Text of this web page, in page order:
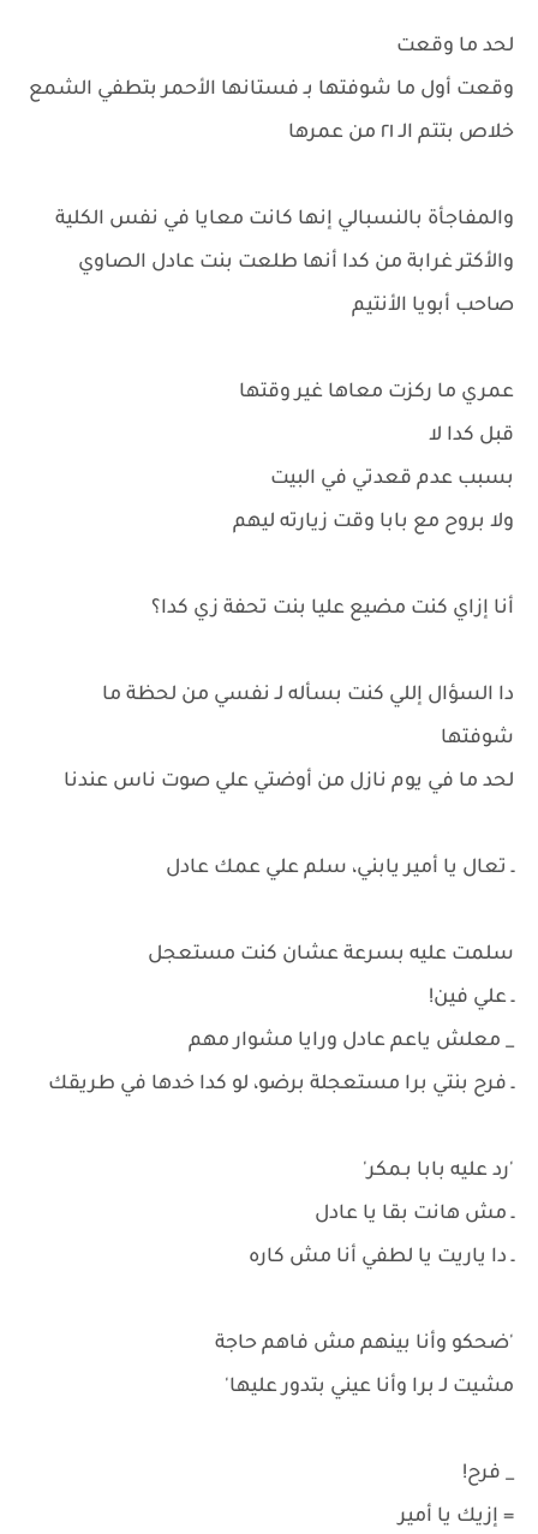
لحد ما وقعت
وقعت أول ما شوفتها بـ فستانها الأحمر بتطفي الشمع
خلاص بتتم الـ ٢١ من عمرها
والمفاجأة بالنسبالي إنها كانت معايا في نفس الكلية
والأكتر غرابة من كدا أنها طلعت بنت عادل الصاوي
صاحب أبويا الأنتيم
عمري ما ركزت معاها غير وقتها
قبل كدا لا
بسبب عدم قعدتي في البيت
ولا بروح مع بابا وقت زيارته ليهم
أنا إزاي كنت مضيع عليا بنت تحفة زي كدا؟
دا السؤال إللي كنت بسأله لـ نفسي من لحظة ما
شوفتها
لحد ما في يوم نازل من أوضتي علي صوت ناس عندنا
ـ تعال يا أمير يابني، سلم علي عمك عادل
سلمت عليه بسرعة عشان كنت مستعجل
ـ علي فين!
_ معلش ياعم عادل ورايا مشوار مهم
ـ فرح بنتي برا مستعجلة برضو، لو كدا خدها في طريقك
'رد عليه بابا بـمكر'
ـ مش هانت بقا يا عادل
ـ دا ياريت يا لطفي أنا مش كاره
'ضحكو وأنا بينهم مش فاهم حاجة
مشيت لـ برا وأنا عيني بتدور عليها'
_ فرح!
= إزيك يا أمير